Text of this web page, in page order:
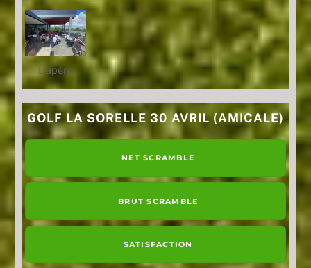
L'apéro
GOLF LA SORELLE 30 AVRIL (AMICALE)
NET SCRAMBLE
BRUT SCRAMBLE
SATISFACTION